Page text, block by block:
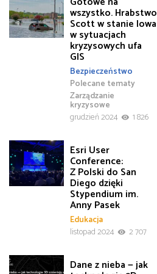
wszystko. Hrabstwo
Scott w stanie Iowa
w sytuacjach
kryzysowych ufa
GIS
Bezpieczeństwo
Polecane tematy
Zarządzanie
kryzysowe
grudzień 2024
1 826
Esri User
Conference:
Z Polski do San
Diego dzięki
Stypendium im.
Anny Pasek
Edukacja
listopad 2024
2 707
Dane z nieba — jak